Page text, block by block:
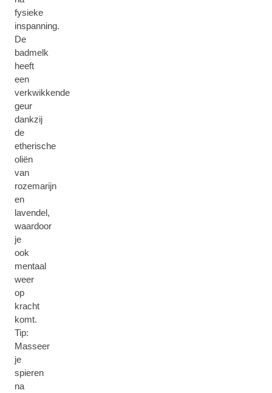
fysieke
inspanning.
De
badmelk
heeft
een
verkwikkende
geur
dankzij
de
etherische
oliën
van
rozemarijn
en
lavendel,
waardoor
je
ook
mentaal
weer
op
kracht
komt.
Tip:
Masseer
je
spieren
na